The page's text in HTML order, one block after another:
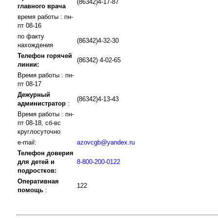
главного врача
(86342)4-17-87
время работы : пн-
пт 08-16
по факту
нахождения
(86342)4-32-30
Телефон горячей
линии:
(86342) 4-02-65
Время работы : пн-
пт 08-17
Дежурный
администратор :
(86342)4-13-43
Время работы : пн-
пт 08-18, сб-вс
круглосуточно
e-mail:
azovcgb@yandex.ru
Телефон доверия
для детей и
подростков:
8-800-200-0122
Оперативная
помощь :
122